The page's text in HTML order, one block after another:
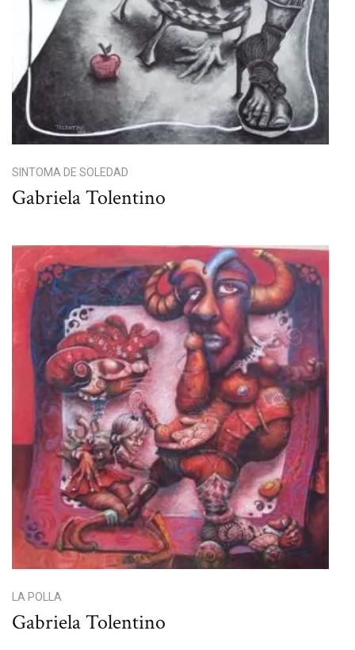
SINTOMA DE SOLEDAD
Gabriela Tolentino
LA POLLA
Gabriela Tolentino